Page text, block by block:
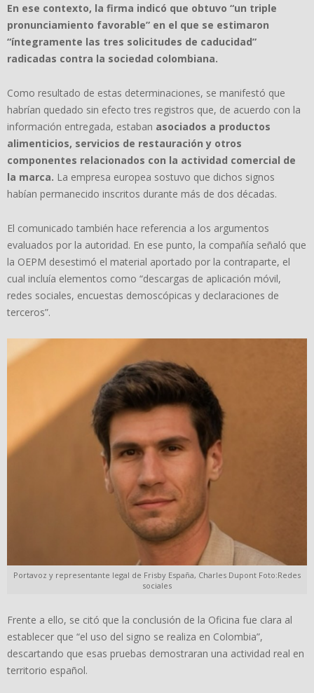
En ese contexto, la firma indicó que obtuvo “un triple
pronunciamiento favorable” en el que se estimaron
“íntegramente las tres solicitudes de caducidad”
radicadas contra la sociedad colombiana.
Como resultado de estas determinaciones, se manifestó que
habrían quedado sin efecto tres registros que, de acuerdo con la
información entregada, estaban asociados a productos
alimenticios, servicios de restauración y otros
componentes relacionados con la actividad comercial de
la marca. La empresa europea sostuvo que dichos signos
habían permanecido inscritos durante más de dos décadas.
El comunicado también hace referencia a los argumentos
evaluados por la autoridad. En ese punto, la compañía señaló que
la OEPM desestimó el material aportado por la contraparte, el
cual incluía elementos como “descargas de aplicación móvil,
redes sociales, encuestas demoscópicas y declaraciones de
terceros”.
Portavoz y representante legal de Frisby España, Charles Dupont Foto:Redes
sociales
Frente a ello, se citó que la conclusión de la Oficina fue clara al
establecer que “el uso del signo se realiza en Colombia”,
descartando que esas pruebas demostraran una actividad real en
territorio español.